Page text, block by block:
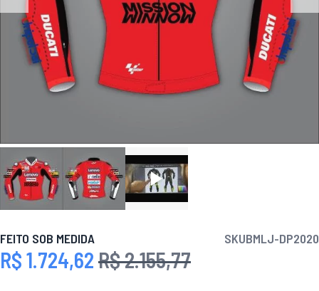
FEITO SOB MEDIDA SKUBMLJ-DP2020
Preço Especial
R$ 1.724,62 Preço
R$ 2.155,77